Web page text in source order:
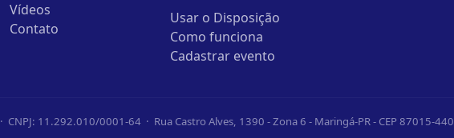
Vídeos
Contato
Usar o Disposição
Como funciona
Cadastrar evento
· CNPJ: 11.292.010/0001-64 · Rua Castro Alves, 1390 - Zona 6 - Maringá-PR - CEP 87015-440